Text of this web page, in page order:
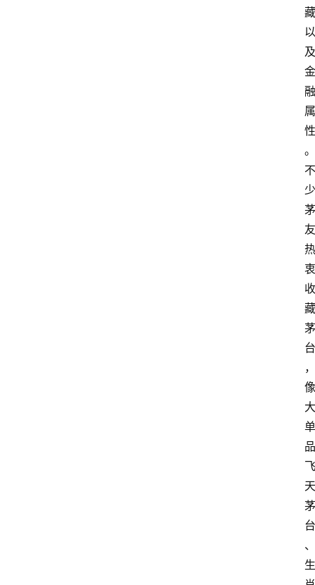
藏
以
及
金
融
属
性
。
不
少
茅
友
热
衷
收
藏
茅
台
，
像
大
单
品
飞
天
茅
台
、
生